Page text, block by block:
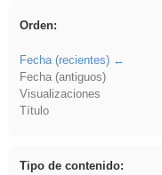
Orden:
Fecha (recientes)
Fecha (antiguos)
Visualizaciones
Título
Tipo de contenido: